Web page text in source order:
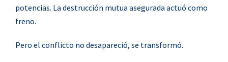
potencias. La destrucción mutua asegurada actuó como
freno.
Pero el conflicto no desapareció, se transformó.